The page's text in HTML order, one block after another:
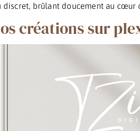
discret, brûlant doucement au cœur
créations sur